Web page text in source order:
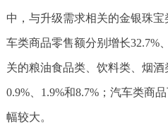
中，与升级需求相关的金银珠
车类商品零售额分别增长32.7%
关的粮油食品类、饮料类、烟
0.9%、1.9%和8.7%；汽车类商
幅较大。